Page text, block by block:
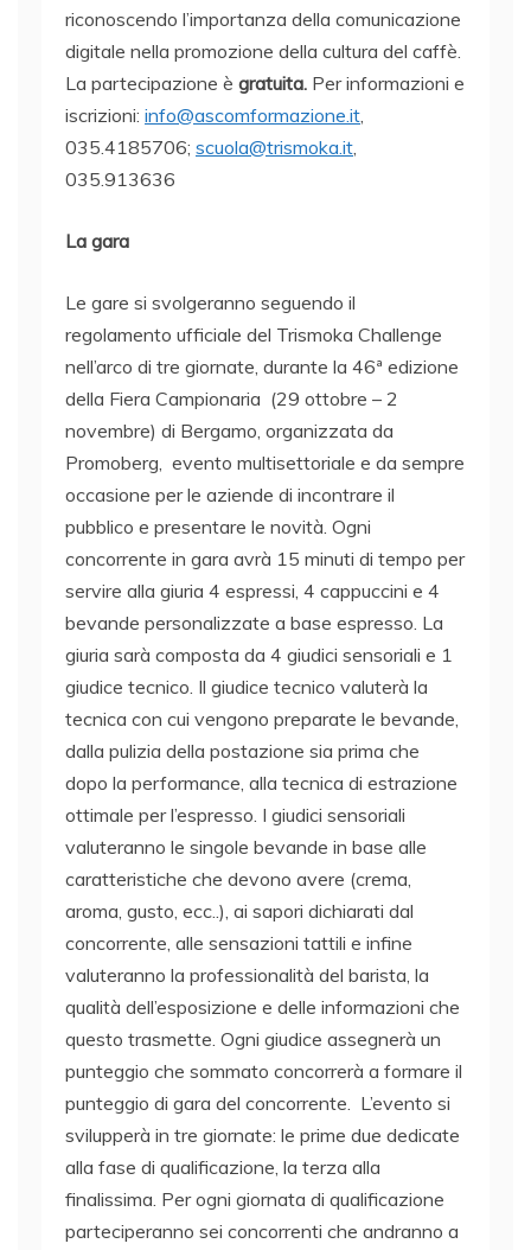
riconoscendo l’importanza della comunicazione
digitale nella promozione della cultura del caffè.
La partecipazione è gratuita. Per informazioni e
iscrizioni: info@ascomformazione.it
035.4185706; scuola@trismoka.it
035.913636
La gara
Le gare si svolgeranno seguendo il
regolamento ufficiale del Trismoka Challenge
nell’arco di tre giornate, durante la 46ª edizione
della Fiera Campionaria (29 ottobre – 2
novembre) di Bergamo, organizzata da
Promoberg, evento multisettoriale e da sempre
occasione per le aziende di incontrare il
pubblico e presentare le novità. Ogni
concorrente in gara avrà 15 minuti di tempo per
servire alla giuria 4 espressi, 4 cappuccini e 4
bevande personalizzate a base espresso. La
giuria sarà composta da 4 giudici sensoriali e 1
giudice tecnico. Il giudice tecnico valuterà la
tecnica con cui vengono preparate le bevande,
dalla pulizia della postazione sia prima che
dopo la performance, alla tecnica di estrazione
ottimale per l’espresso. I giudici sensoriali
valuteranno le singole bevande in base alle
caratteristiche che devono avere (crema,
aroma, gusto, ecc..), ai sapori dichiarati dal
concorrente, alle sensazioni tattili e infine
valuteranno la professionalità del barista, la
qualità dell’esposizione e delle informazioni che
questo trasmette. Ogni giudice assegnerà un
punteggio che sommato concorrerà a formare il
punteggio di gara del concorrente. L’evento si
svilupperà in tre giornate: le prime due dedicate
alla fase di qualificazione, la terza alla
finalissima. Per ogni giornata di qualificazione
parteciperanno sei concorrenti che andranno a